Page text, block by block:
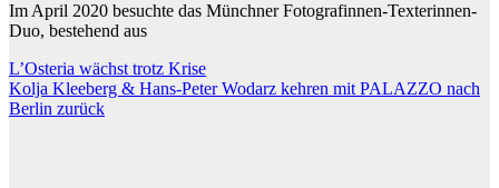
Im April 2020 besuchte das Münchner Fotografinnen-Texterinnen-
Duo, bestehend aus
Beitragsnavigation
L’Osteria wächst trotz Krise
Kolja Kleeberg & Hans-Peter Wodarz kehren mit PALAZZO nach
Berlin zurück